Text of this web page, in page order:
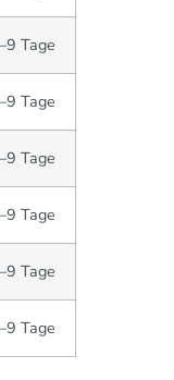
Tage
Tage
Tage
Tage
Tage
Tage